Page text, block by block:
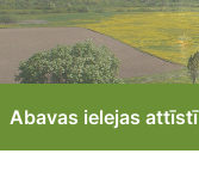
Abavas ielejas